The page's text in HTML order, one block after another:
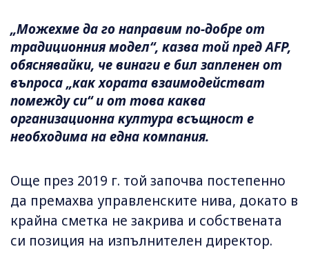
„Можехме да го направим по-добре от
традиционния модел“, казва той пред AFP,
обяснявайки, че винаги е бил запленен от
въпроса „как хората взаимодействат
помежду си“ и от това каква
организационна култура всъщност е
необходима на една компания.
Още през 2019 г. той започва постепенно
да премахва управленските нива, докато в
крайна сметка не закрива и собствената
си позиция на изпълнителен директор.